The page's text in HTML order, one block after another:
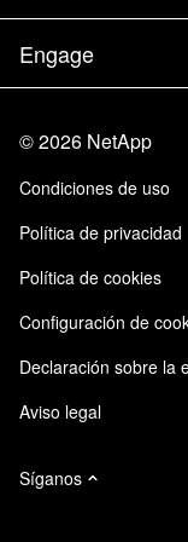
Executive
Productos de la
Comunidad
Aprendizaje
Partners
Trayectoria
Centro de
Certificaciones
Instaclustr de
Sala de prensa
Eventos
Blog
Experiencia del
Casos de clientes
Engage
Comentarios del
Accesibilidad
Suscripciones
©2026 NetApp
Condiciones de uso
Política de privacidad
Política de cookies
Configuración de
Declaración sobre la
Aviso legal
Síganos